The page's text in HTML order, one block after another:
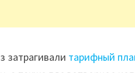
затрагивали тарифный